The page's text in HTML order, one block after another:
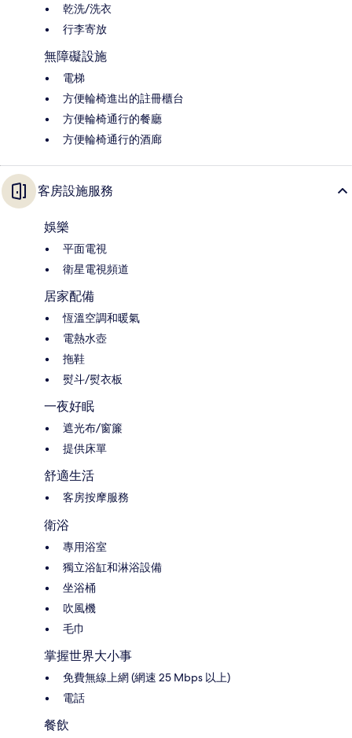
乾洗/洗衣
行李寄放
無障礙設施
電梯
方便輪椅進出的註冊櫃台
方便輪椅通行的餐廳
方便輪椅通行的酒廊
客房設施服務
娛樂
平面電視
衛星電視頻道
居家配備
恆溫空調和暖氣
電熱水壺
拖鞋
熨斗/熨衣板
一夜好眠
遮光布/窗簾
提供床單
舒適生活
客房按摩服務
衛浴
專用浴室
獨立浴缸和淋浴設備
坐浴桶
吹風機
毛巾
掌握世界大小事
免費無線上網 (網速 25 Mbps 以上)
電話
餐飲